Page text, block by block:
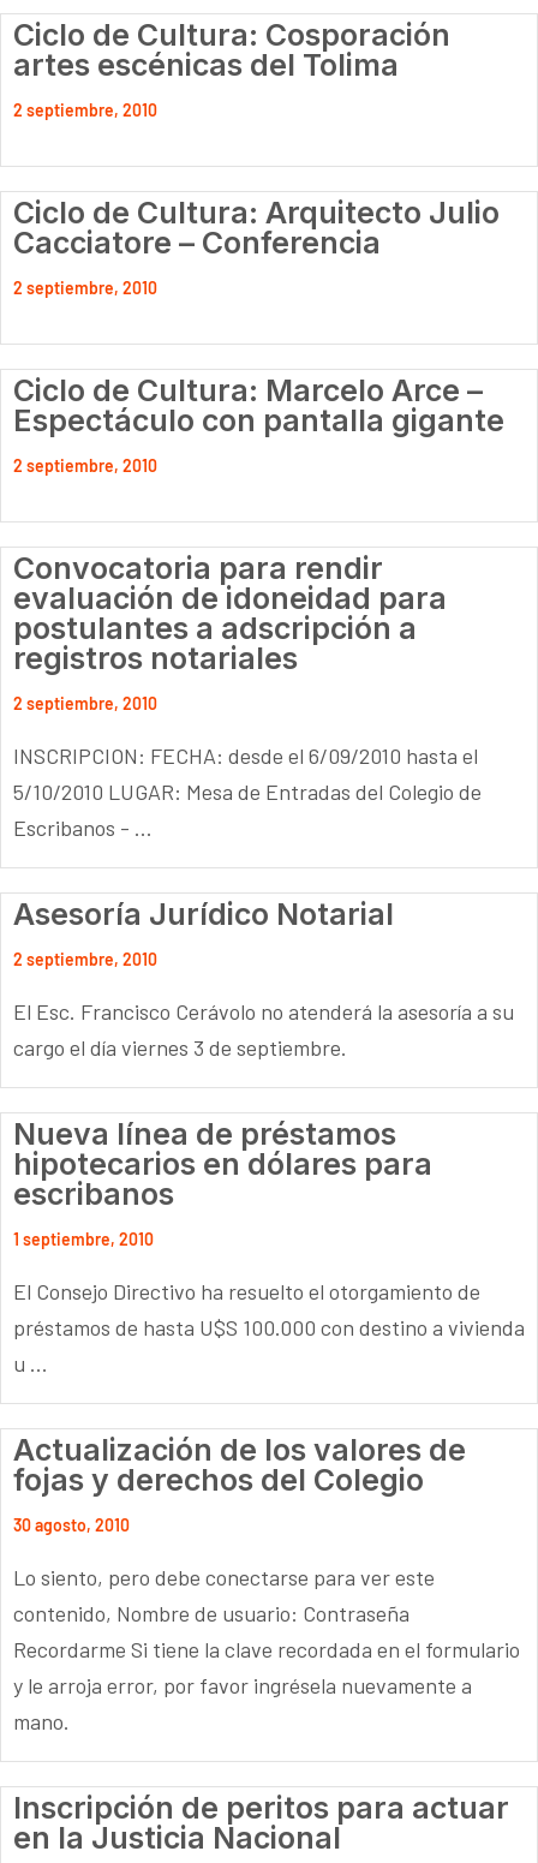
Ciclo de Cultura: Cosporación
artes escénicas del Tolima
2 septiembre, 2010
Ciclo de Cultura: Arquitecto Julio
Cacciatore – Conferencia
2 septiembre, 2010
Ciclo de Cultura: Marcelo Arce –
Espectáculo con pantalla gigante
2 septiembre, 2010
Convocatoria para rendir
evaluación de idoneidad para
postulantes a adscripción a
registros notariales
2 septiembre, 2010
INSCRIPCION: FECHA: desde el 6/09/2010 hasta el
5/10/2010 LUGAR: Mesa de Entradas del Colegio de
Escribanos - ...
Asesoría Jurídico Notarial
2 septiembre, 2010
El Esc. Francisco Cerávolo no atenderá la asesoría a su
cargo el día viernes 3 de septiembre.
Nueva línea de préstamos
hipotecarios en dólares para
escribanos
1 septiembre, 2010
El Consejo Directivo ha resuelto el otorgamiento de
préstamos de hasta U$S 100.000 con destino a vivienda
u ...
Actualización de los valores de
fojas y derechos del Colegio
30 agosto, 2010
Lo siento, pero debe conectarse para ver este
contenido, Nombre de usuario: Contraseña
Recordarme Si tiene la clave recordada en el formulario
y le arroja error, por favor ingrésela nuevamente a
mano.
Inscripción de peritos para actuar
en la Justicia Nacional